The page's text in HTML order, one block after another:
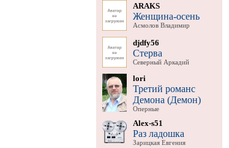
ARAKS
Женщина-осень
Асмолов Владимир
djdfy56
Стерва
Северный Аркадий
lori
Третий романс
Демона (Демон)
Оперные
Alex-s51
Раз ладошка
Зарицкая Евгения